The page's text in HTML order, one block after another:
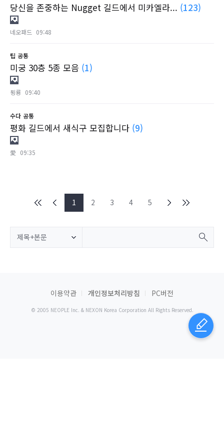
당신을 존중하는 Nugget 길드에서 미카엘라... (123)
네오패드 09:48
팁 공통
미궁 30층 5종 모음 (1)
묑룡 09:40
수다 공통
평화 길드에서 새식구 모집합니다 (9)
愛 09:35
1 2 3 4 5
제목+본문
이용약관 개인정보처리방침 PC버전
© 2005 NEOPLE Inc. & NEXON Korea Corporation All Rights Reserved.